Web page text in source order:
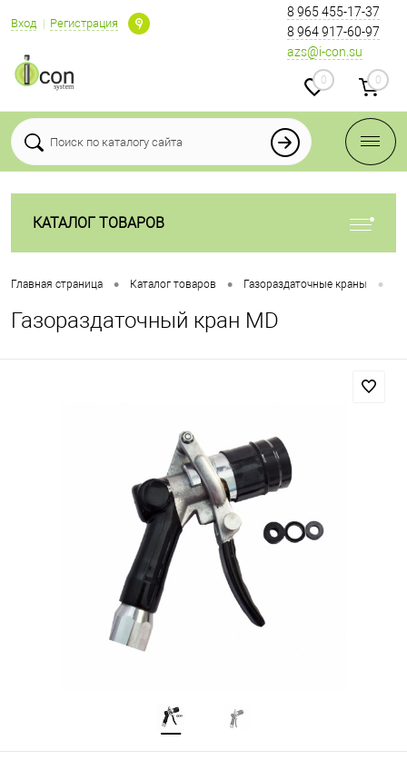
Вход Регистрация
8 965 455-17-37
8 964 917-60-97
azs@i-con.su
0 0
КАТАЛОГ ТОВАРОВ
Главная страница • Каталог товаров • Газораздаточные краны •
Газораздаточный кран MD